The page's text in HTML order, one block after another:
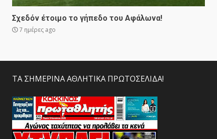
Σχεδόν έτοιμο το γήπεδο του Αφάλωνα!
7 ημέρες ago
ΤΑ ΣΗΜΕΡΙΝΑ ΑΘΛΗΤΙΚΑ ΠΡΩΤΟΣΕΛΙΔΑ!